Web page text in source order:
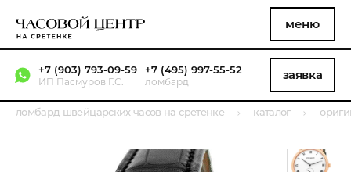
меню
+7 (903) 793-09-59
ИП Пасмуров Г.С.
+7 (495) 997-55-52
ломбард заявка
ломбард швейцарских часов на сретенке каталог